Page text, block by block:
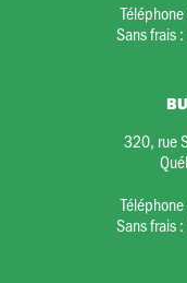
Téléphone
Sans frais :
320, rue
Téléphone
Sans frais :